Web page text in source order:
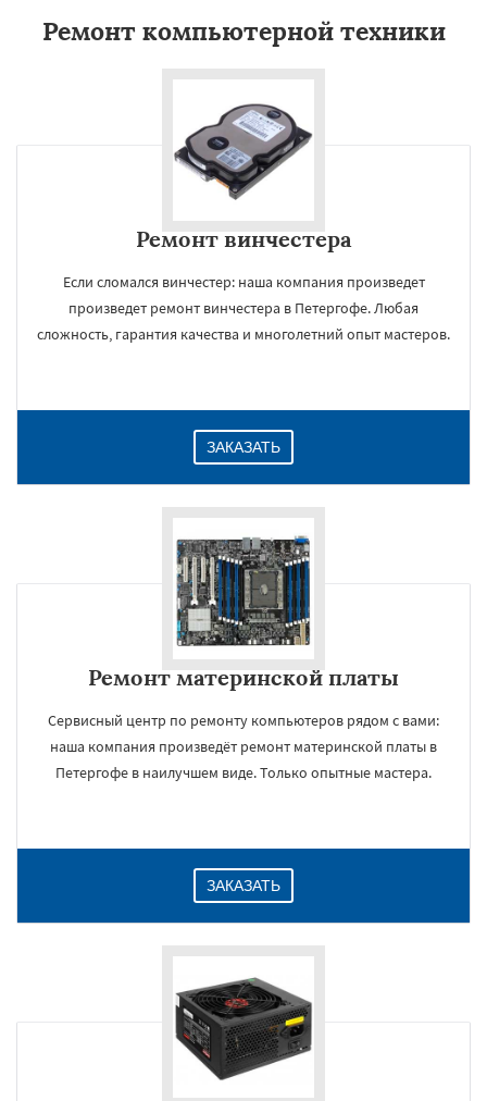
Ремонт компьютерной техники
Ремонт винчестера
Если сломался винчестер: наша компания произведет
произведет ремонт винчестера в Петергофе. Любая
сложность, гарантия качества и многолетний опыт мастеров.
ЗАКАЗАТЬ
Ремонт материнской платы
Сервисный центр по ремонту компьютеров рядом с вами:
наша компания произведёт ремонт материнской платы в
Петергофе в наилучшем виде. Только опытные мастера.
ЗАКАЗАТЬ